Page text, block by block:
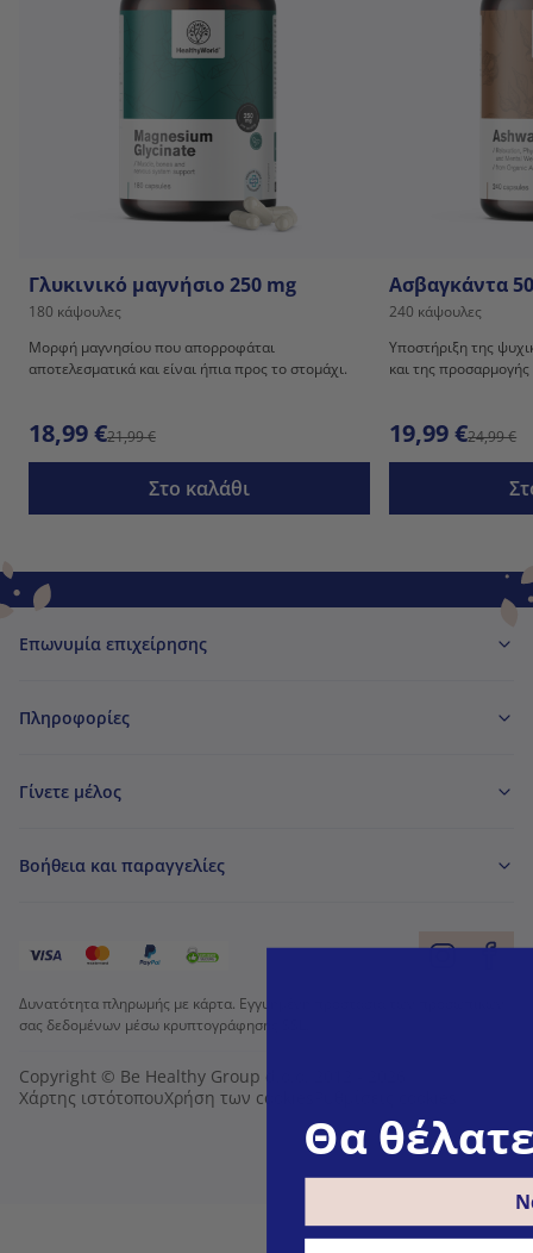
Γλυκινικό μαγνήσιο 250 mg
180 κάψουλες
Μορφή μαγνησίου που απορροφάται
αποτελεσματικά και είναι ήπια προς το στομάχι.
18,99 €21,99 €
Στο καλάθι
Ασβαγκάντα
240 κάψουλες
Υποστήριξη της
και της
19,99 €24,99 €
Επωνυμία επιχείρησης
Πληροφορίες
Γίνετε μέλος
Βοήθεια και παραγγελίες
Δυνατότητα πληρωμής με κάρτα. Εγγυημένη προστασία των προσωπικών
σας δεδομένων μέσω κρυπτογράφησης SSL.
Copyright © Be Healthy Group d.o.o. 2012 - 2026
Χάρτης ιστότοπουΧρήση των cookies
Θα